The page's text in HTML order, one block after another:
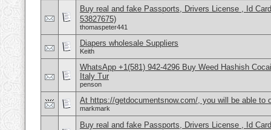
Buy real and fake Passports, Drivers License , Id
53827675)
thomaspeter441
Diapers wholesale Suppliers
Keith
WhatsApp +1(581) 942-4296 Buy Weed Hashish
Italy Tur
penson
At https://getdocumentsnow.com/, you will be able to
markmark
Buy real and fake Passports, Drivers License , Id